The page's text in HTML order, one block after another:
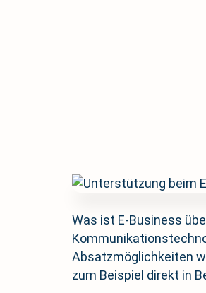
Was ist E-Business
Absatzmöglichkeiten
zum Beispiel direkt in